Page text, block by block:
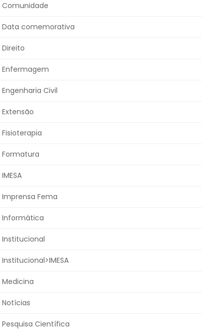
Comunidade
Data comemorativa
Direito
Enfermagem
Engenharia Civil
Extensão
Fisioterapia
Formatura
IMESA
Imprensa Fema
Informática
Institucional
Institucional>IMESA
Medicina
Notícias
Pesquisa Científica